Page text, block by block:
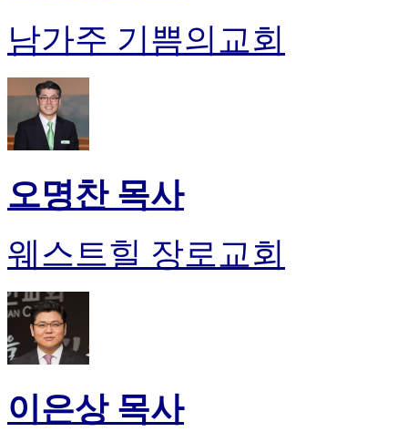
남가주 기쁨의교회
오명찬 목사
웨스트힐 장로교회
이은상 목사